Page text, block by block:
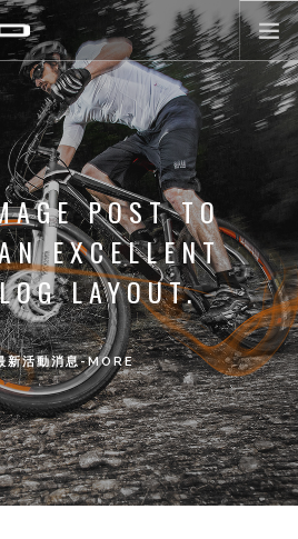
POST TO
EXCELLENT
LAYOUT.
新活動消息-MORE